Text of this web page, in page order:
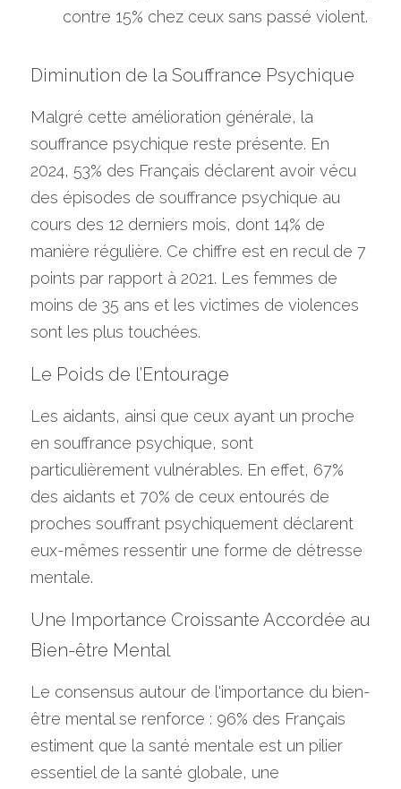
contre 15% chez ceux sans passé violent.
Diminution de la Souffrance Psychique
Malgré cette amélioration générale, la
souffrance psychique reste présente. En
2024, 53% des Français déclarent avoir vécu
des épisodes de souffrance psychique au
cours des 12 derniers mois, dont 14% de
manière régulière. Ce chiffre est en recul de 7
points par rapport à 2021. Les femmes de
moins de 35 ans et les victimes de violences
sont les plus touchées.
Le Poids de l’Entourage
Les aidants, ainsi que ceux ayant un proche
en souffrance psychique, sont
particulièrement vulnérables. En effet, 67%
des aidants et 70% de ceux entourés de
proches souffrant psychiquement déclarent
eux-mêmes ressentir une forme de détresse
mentale.
Une Importance Croissante Accordée au
Bien-être Mental
Le consensus autour de l'importance du bien-
être mental se renforce : 96% des Français
estiment que la santé mentale est un pilier
essentiel de la santé globale, une